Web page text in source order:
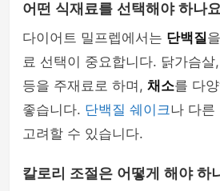
어떤 식재료를 선택해야 하나
다이어트 밀프렙에서는 단백질
료 선택이 중요합니다. 닭가슴
등을 주재료로 하며, 채소를 다
좋습니다. 단백질 쉐이크나 다른
고려할 수 있습니다.
칼로리 조절은 어떻게 해야 하